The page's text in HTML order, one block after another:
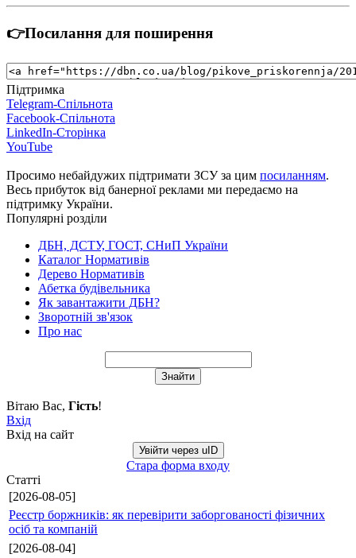
👉Посилання для поширення
Підтримка
Telegram-Спільнота
Facebook-Спільнота
LinkedIn-Сторінка
YouTube
Просимо небайдужих підтримати ЗСУ за цим посиланням.
Весь прибуток від банерної реклами ми передаємо на
підтримку України.
Популярні розділи
ДБН, ДСТУ, ГОСТ, СНиП України
Каталог Нормативів
Дерево Нормативів
Абетка будівельника
Як завантажити ДБН?
Зворотній зв'язок
Про нас
Вітаю Вас, Гість!
Вхід
Вхід на сайт
Увійти через uID
Стара форма входу
Статті
[2026-08-05]
Реєстр боржників: як перевірити заборгованості фізичних
осіб та компаній
[2026-08-04]